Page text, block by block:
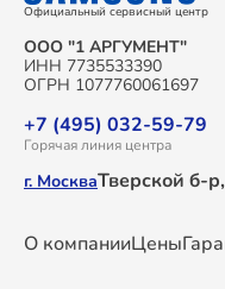
Официальный сервисный центр
ООО "1 АРГУМЕНТ"
ИНН 7735533390
ОГРН 1077760061697
+7 (495) 032-59-79
Горячая линия центра
г. МоскваТверской б-
О компанииЦены